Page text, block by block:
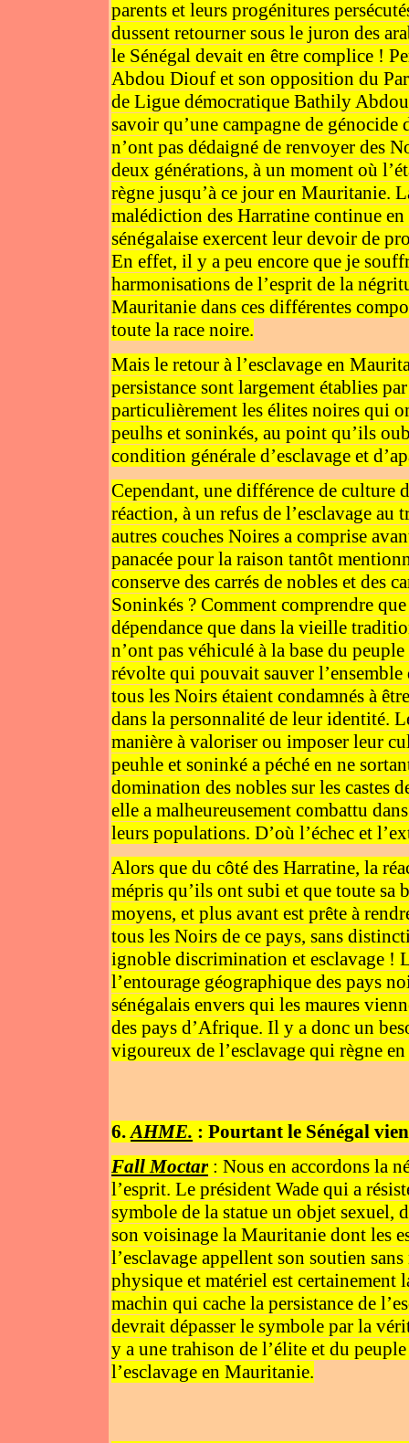
parents et leurs progénitures
dussent retourner sous le juron des
le Sénégal devait en être complice !
Abdou Diouf et son opposition du
de Ligue démocratique Bathily
savoir qu’une campagne de
n’ont pas dédaigné de renvoyer des
deux générations, à un moment où
règne jusqu’à ce jour en Mauritanie.
malédiction des Harratine continue
sénégalaise exercent leur devoir de
En effet, il y a peu encore que je
harmonisations de l’esprit de la
Mauritanie dans ces différentes
toute la race noire.
Mais le retour à l’esclavage en
persistance sont largement établies
particulièrement les élites noires qui
peulhs et soninkés, au point qu’ils
condition générale d’esclavage et
Cependant, une différence de culture
réaction, à un refus de l’esclavage au
autres couches Noires a comprise
panacée pour la raison tantôt
conserve des carrés de nobles et des
Soninkés ? Comment comprendre
dépendance que dans la vieille
n’ont pas véhiculé à la base du
révolte qui pouvait sauver
tous les Noirs étaient condamnés à
dans la personnalité de leur identité.
manière à valoriser ou imposer leur
peuhle et soninké a péché en ne
domination des nobles sur les castes
elle a malheureusement combattu
leurs populations. D’où l’échec et
Alors que du côté des Harratine, la
mépris qu’ils ont subi et que toute sa
moyens, et plus avant est prête à
tous les Noirs de ce pays, sans
ignoble discrimination et esclavage !
l’entourage géographique des pays
sénégalais envers qui les maures
des pays d’Afrique. Il y a donc un
vigoureux de l’esclavage qui règne
6. AHME. : Pourtant le Sénégal
Fall Moctar : Nous en accordons la
l’esprit. Le président Wade qui a
symbole de la statue un objet sexuel,
son voisinage la Mauritanie dont les
l’esclavage appellent son soutien
physique et matériel est certainement
machin qui cache la persistance de
devrait dépasser le symbole par la
y a une trahison de l’élite et du
l’esclavage en Mauritanie.